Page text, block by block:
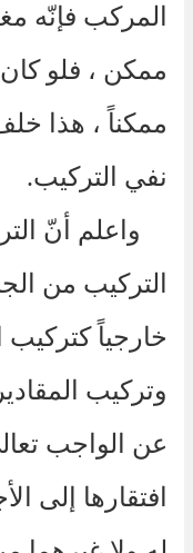
المركب فإنّه
ممكن ، فلو كان
ممكناً ، هذا
نفي التركيب.
واعلم أنّ
التركيب من
خارجياً كتركيب
وتركيب
عن الواجب
افتقارها إلى